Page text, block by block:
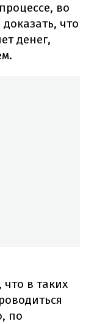
во
что
денег,
что в таких
по